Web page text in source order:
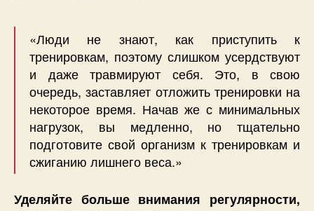
«Люди не знают, как приступить к
тренировкам, поэтому слишком усердствуют
и даже травмируют себя. Это, в свою
очередь, заставляет отложить тренировки на
некоторое время. Начав же с минимальных
нагрузок, вы медленно, но тщательно
подготовите свой организм к тренировкам и
сжиганию лишнего веса.»
Уделяйте больше внимания регулярности,